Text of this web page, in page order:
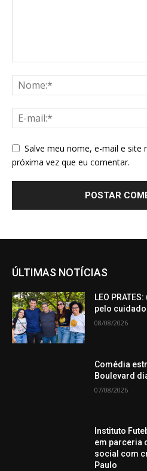
Salve meu nome, e-mail e site
próxima vez que eu comentar.
ÚLTIMAS NOTÍCIAS
LEO
pelo
08/08/2026
Comédia
Boulevard
07/08/2026
Instituto
em parceria
social com
Paulo